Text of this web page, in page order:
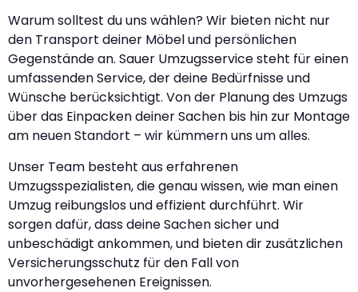
Warum solltest du uns wählen? Wir bieten nicht nur
den Transport deiner Möbel und persönlichen
Gegenstände an. Sauer Umzugsservice steht für einen
umfassenden Service, der deine Bedürfnisse und
Wünsche berücksichtigt. Von der Planung des Umzugs
über das Einpacken deiner Sachen bis hin zur Montage
am neuen Standort – wir kümmern uns um alles.
Unser Team besteht aus erfahrenen
Umzugsspezialisten, die genau wissen, wie man einen
Umzug reibungslos und effizient durchführt. Wir
sorgen dafür, dass deine Sachen sicher und
unbeschädigt ankommen, und bieten dir zusätzlichen
Versicherungsschutz für den Fall von
unvorhergesehenen Ereignissen.